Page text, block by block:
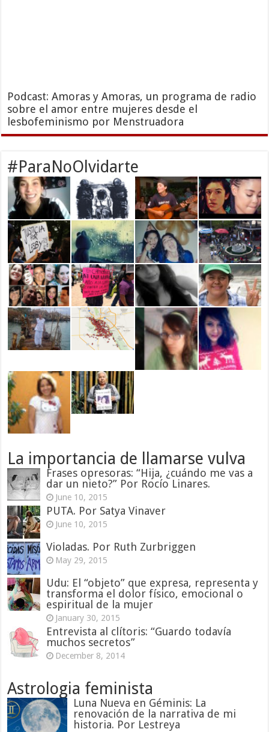
Podcast: Amoras y Amoras, un programa de radio
sobre el amor entre mujeres desde el
lesbofeminismo por Menstruadora
#ParaNoOlvidarte
La importancia de llamarse vulva
Frases opresoras: “Hija, ¿cuándo me vas a
dar un nieto?” Por Rocío Linares.
June 10, 2015
PUTA. Por Satya Vinaver
June 10, 2015
Violadas. Por Ruth Zurbriggen
May 29, 2015
Udu: El “objeto” que expresa, representa y
transforma el dolor físico, emocional o
espiritual de la mujer
January 30, 2015
Entrevista al clítoris: “Guardo todavía
muchos secretos”
December 8, 2014
Astrologia feminista
Luna Nueva en Géminis: La
renovación de la narrativa de mi
historia. Por Lestreya